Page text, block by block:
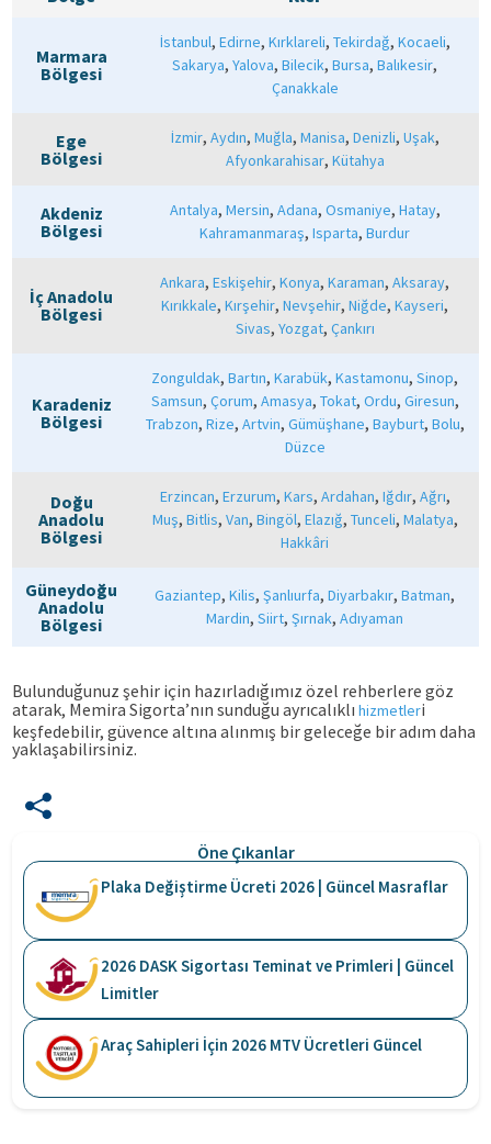
Marmara
Bölgesi
İstanbul, Edirne, Kırklareli, Tekirdağ, Kocaeli,
Sakarya, Yalova, Bilecik, Bursa, Balıkesir,
Çanakkale
Ege
Bölgesi
İzmir, Aydın, Muğla, Manisa, Denizli, Uşak,
Afyonkarahisar, Kütahya
Akdeniz
Bölgesi
Antalya, Mersin, Adana, Osmaniye, Hatay,
Kahramanmaraş, Isparta, Burdur
İç Anadolu
Bölgesi
Ankara, Eskişehir, Konya, Karaman, Aksaray,
Kırıkkale, Kırşehir, Nevşehir, Niğde, Kayseri,
Sivas, Yozgat, Çankırı
Karadeniz
Bölgesi
Zonguldak, Bartın, Karabük, Kastamonu, Sinop,
Samsun, Çorum, Amasya, Tokat, Ordu, Giresun,
Trabzon, Rize, Artvin, Gümüşhane, Bayburt, Bolu,
Düzce
Doğu
Anadolu
Bölgesi
Erzincan, Erzurum, Kars, Ardahan, Iğdır, Ağrı,
Muş, Bitlis, Van, Bingöl, Elazığ, Tunceli, Malatya,
Hakkâri
Güneydoğu
Anadolu
Bölgesi
Gaziantep, Kilis, Şanlıurfa, Diyarbakır, Batman,
Mardin, Siirt, Şırnak, Adıyaman
Bulunduğunuz şehir için hazırladığımız özel rehberlere göz
atarak, Memira Sigorta’nın sunduğu ayrıcalıklı hizmetleri
keşfedebilir, güvence altına alınmış bir geleceğe bir adım daha
yaklaşabilirsiniz.
Öne Çıkanlar
Plaka Değiştirme Ücreti 2026 | Güncel Masraflar
2026 DASK Sigortası Teminat ve Primleri | Güncel
Limitler
Araç Sahipleri İçin 2026 MTV Ücretleri Güncel